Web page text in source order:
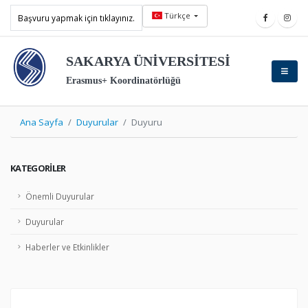
Başvuru yapmak için tıklayınız. Türkçe
SAKARYA ÜNİVERSİTESİ
Erasmus+ Koordinatörlüğü
Ana Sayfa Duyurular Duyuru
KATEGORILER
Önemli Duyurular
Duyurular
Haberler ve Etkinlikler